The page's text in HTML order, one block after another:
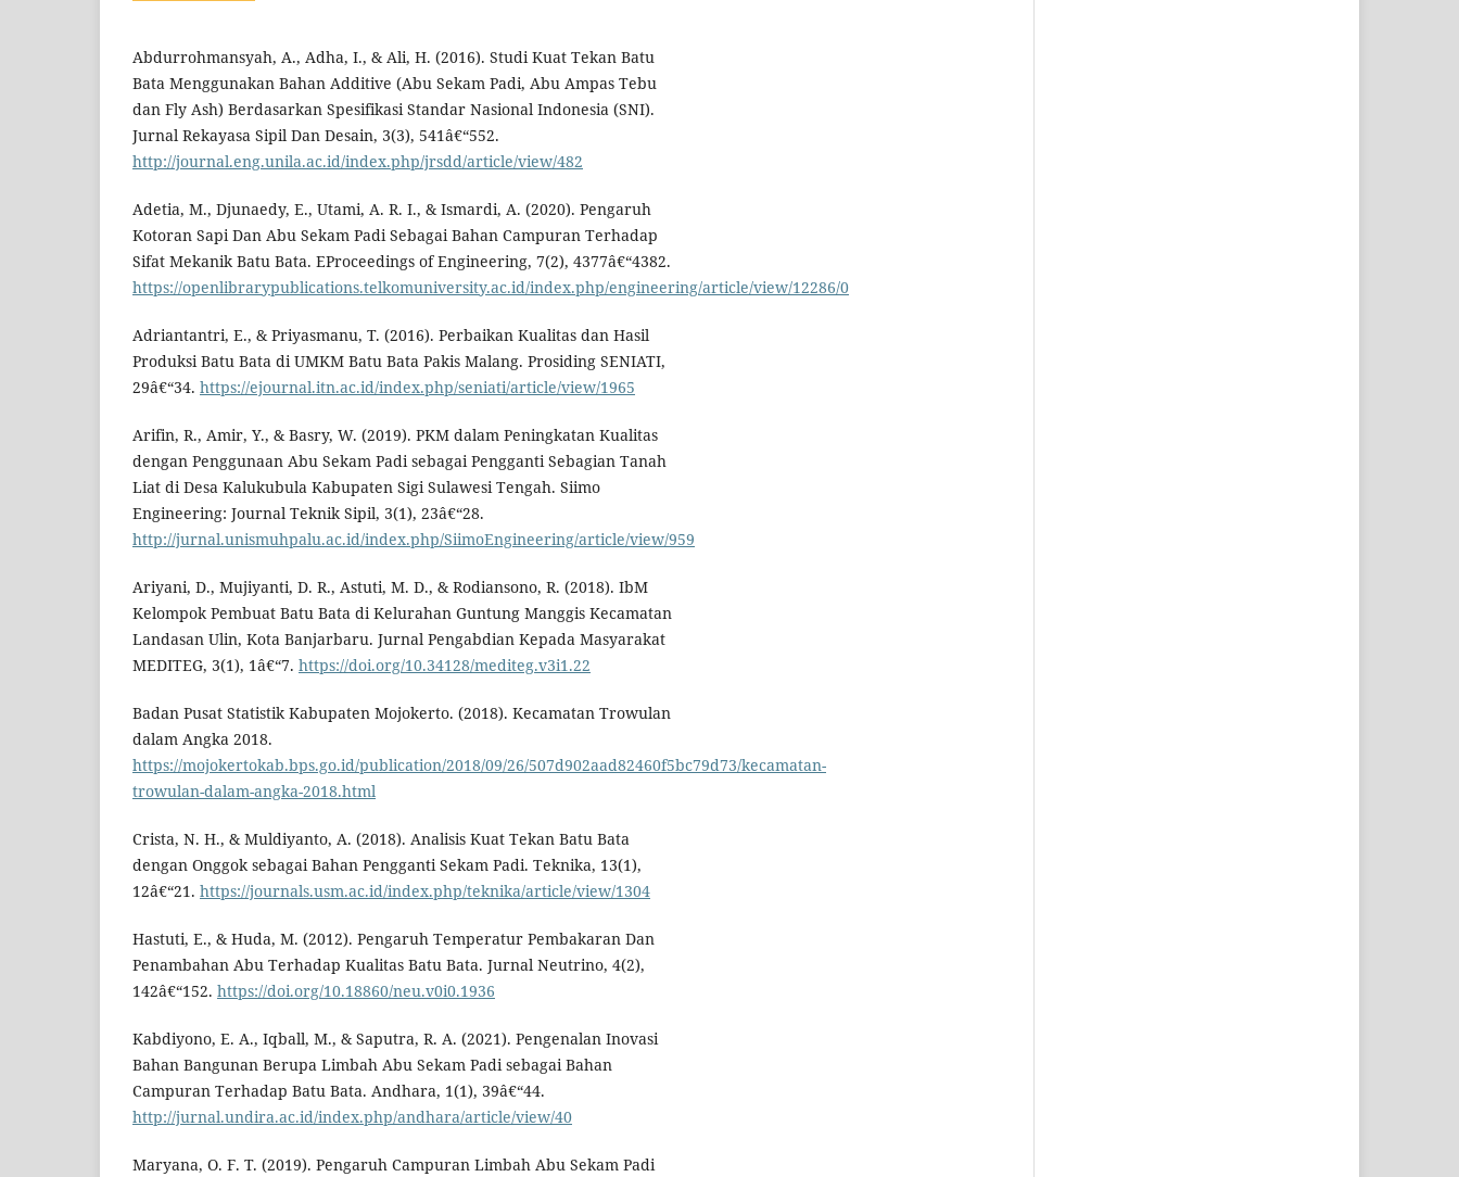
Abdurrohmansyah, A., Adha, I., & Ali, H. (2016). Studi Kuat Tekan Batu
Bata Menggunakan Bahan Additive (Abu Sekam Padi, Abu Ampas Tebu
dan Fly Ash) Berdasarkan Spesifikasi Standar Nasional Indonesia (SNI).
Jurnal Rekayasa Sipil Dan Desain, 3(3), 541â€“552.
http://journal.eng.unila.ac.id/index.php/jrsdd/article/view/482
Adetia, M., Djunaedy, E., Utami, A. R. I., & Ismardi, A. (2020). Pengaruh
Kotoran Sapi Dan Abu Sekam Padi Sebagai Bahan Campuran Terhadap
Sifat Mekanik Batu Bata. EProceedings of Engineering, 7(2), 4377â€“4382.
https://openlibrarypublications.telkomuniversity.ac.id/index.php/engineering/article/view/12286/0
Adriantantri, E., & Priyasmanu, T. (2016). Perbaikan Kualitas dan Hasil
Produksi Batu Bata di UMKM Batu Bata Pakis Malang. Prosiding SENIATI,
29â€“34. https://ejournal.itn.ac.id/index.php/seniati/article/view/1965
Arifin, R., Amir, Y., & Basry, W. (2019). PKM dalam Peningkatan Kualitas
dengan Penggunaan Abu Sekam Padi sebagai Pengganti Sebagian Tanah
Liat di Desa Kalukubula Kabupaten Sigi Sulawesi Tengah. Siimo
Engineering: Journal Teknik Sipil, 3(1), 23â€“28.
http://jurnal.unismuhpalu.ac.id/index.php/SiimoEngineering/article/view/959
Ariyani, D., Mujiyanti, D. R., Astuti, M. D., & Rodiansono, R. (2018). IbM
Kelompok Pembuat Batu Bata di Kelurahan Guntung Manggis Kecamatan
Landasan Ulin, Kota Banjarbaru. Jurnal Pengabdian Kepada Masyarakat
MEDITEG, 3(1), 1â€“7. https://doi.org/10.34128/mediteg.v3i1.22
Badan Pusat Statistik Kabupaten Mojokerto. (2018). Kecamatan Trowulan
dalam Angka 2018.
https://mojokertokab.bps.go.id/publication/2018/09/26/507d902aad82460f5bc79d73/kecamatan-
trowulan-dalam-angka-2018.html
Crista, N. H., & Muldiyanto, A. (2018). Analisis Kuat Tekan Batu Bata
dengan Onggok sebagai Bahan Pengganti Sekam Padi. Teknika, 13(1),
12â€“21. https://journals.usm.ac.id/index.php/teknika/article/view/1304
Hastuti, E., & Huda, M. (2012). Pengaruh Temperatur Pembakaran Dan
Penambahan Abu Terhadap Kualitas Batu Bata. Jurnal Neutrino, 4(2),
142â€“152. https://doi.org/10.18860/neu.v0i0.1936
Kabdiyono, E. A., Iqball, M., & Saputra, R. A. (2021). Pengenalan Inovasi
Bahan Bangunan Berupa Limbah Abu Sekam Padi sebagai Bahan
Campuran Terhadap Batu Bata. Andhara, 1(1), 39â€“44.
http://jurnal.undira.ac.id/index.php/andhara/article/view/40
Maryana, O. F. T. (2019). Pengaruh Campuran Limbah Abu Sekam Padi